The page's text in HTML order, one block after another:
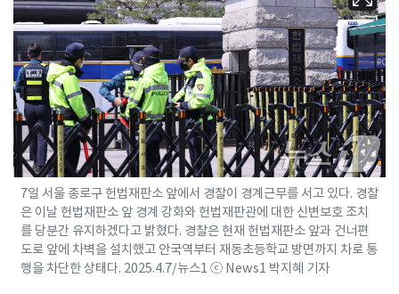
7일 서울 종로구 헌법재판소 앞에서 경찰이 경계근무를 서고 있다. 경찰
은 이날 헌법재판소 앞 경계 강화와 헌법재판관에 대한 신변보호 조치
를 당분간 유지하겠다고 밝혔다. 경찰은 현재 헌법재판소 앞과 건너편
도로 앞에 차벽을 설치했고 안국역부터 재동초등학교 방면까지 차로 통
행을 차단한 상태다. 2025.4.7/뉴스1 ⓒ News1 박지혜 기자